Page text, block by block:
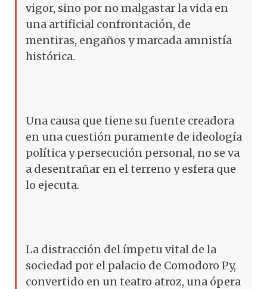
vigor, sino por no malgastar la vida en
una artificial confrontación, de
mentiras, engaños y marcada amnistía
histórica.
Una causa que tiene su fuente creadora
en una cuestión puramente de ideología
política y persecución personal, no se va
a desentrañar en el terreno y esfera que
lo ejecuta.
La distracción del ímpetu vital de la
sociedad por el palacio de Comodoro Py,
convertido en un teatro atroz, una ópera